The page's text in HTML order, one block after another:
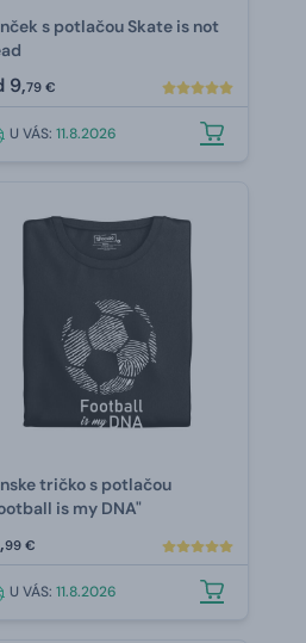
s potlačou Skate is not
9,79 €
U VÁS:11.8.2026
tričko s potlačou
is my DNA"
99 €
U VÁS:11.8.2026